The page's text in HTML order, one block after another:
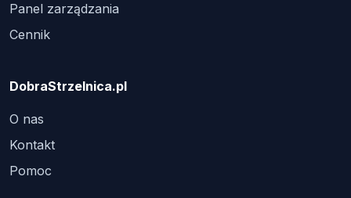
Panel zarządzania
Cennik
DobraStrzelnica.pl
O nas
Kontakt
Pomoc